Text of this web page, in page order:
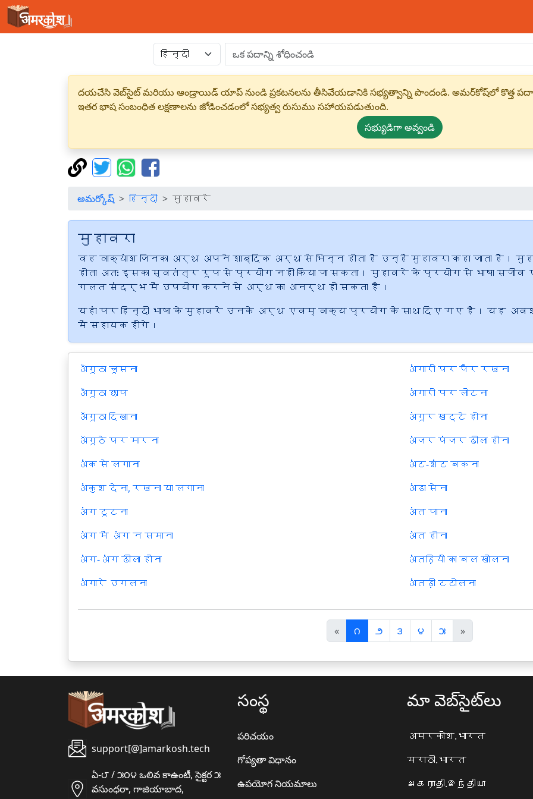
దయచేసి వెబ్‌సైట్ మరియు ఆండ్రాయిడ్ యాప్ నుండి ప్రకటనలను తీసివేయడానికి సభ్యత్వాన్ని పొందండి. అమర్‌కోష్‌లో కొత్త
ఇతర భాష సంబంధిత లక్షణాలను జోడించడంలో సభ్యత్వ రుసుము సహాయపడుతుంది.
సభ్యుడిగా అవ్వండి
అమర్కోష్ हिन्दी मुहावरे
मुहावरा
वह वाक्यांश जिनका अर्थ अपने शाब्दिक अर्थ से भिन्न होता है उन्हें मुहावरा कहा जाता है।
होता अतः इसका स्वतंत्र रूप से प्रयोग नहीं किया जा सकता। मुहावरे के प्रयोग से भाषा सजीव
गलत संदर्भ में उपयोग करने से अर्थ का अनर्थ हो सकता है।
यहां पर हिन्दी भाषा के मुहावरे उनके अर्थ एवम् वाक्य प्रयोग के साथ दिए गए हैं। यह
में सहायक होंगे।
अँगूठा चूसना
अँगूठा छाप
अँगूठा दिखाना
अँगूठे पर मारना
अंक से लगाना
अंकुश देना, रखना या लगाना
अंग टूटना
अंग में अंग न समाना
अंग-अंग ढीला होना
अंगारे उगलना
अंगारों पर पैर रखना
अंगारों पर लोटना
अंगूर खट्टे होना
अंजर पंजर ढीला होना
अंट-शंट बकना
अंडा सेना
अंत पाना
अंत होना
अंतड़ियों का बल खोलना
अंतड़ी टटोलना
«पि
छ
ला
౧ ౨ ౩ ౪ ౫ »अ
ग
ला
support[@]amarkosh.tech
ఏ-౮ / ౫౦౪ ఒలివ కాఉంటీ, సైక్టర ౫
వసుంధరా, గాజియాబాద,
సంస్థ
పరిచయం
గోప్యతా విధానం
ఉపయోగ నియమాలు
మా వెబ్‌సైట్‌లు
अमरकोश.भारत
मराठी.भारत
அகராதி.இந்தியா